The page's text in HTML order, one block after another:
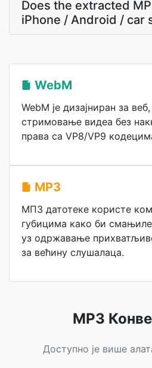
Does the extracted
iPhone / Android / car
WebM
WebM је дизајниран за
стримовање видеа без
права са VP8/VP9
MP3
МП3 датотеке користе
губицима како би
уз одржавање
за већину слушалаца.
MP3
Доступно је више